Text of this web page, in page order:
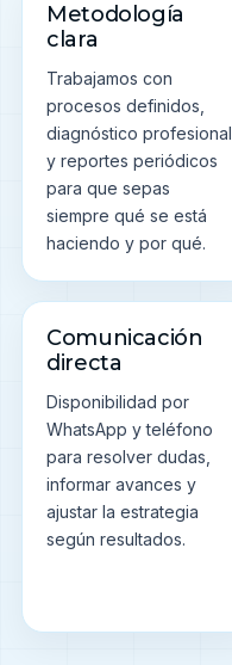
Metodología
clara
Trabajamos con
procesos definidos,
diagnóstico profesional
y reportes periódicos
para que sepas
siempre qué se está
haciendo y por qué.
Comunicación
directa
Disponibilidad por
WhatsApp y teléfono
para resolver dudas,
informar avances y
ajustar la estrategia
según resultados.